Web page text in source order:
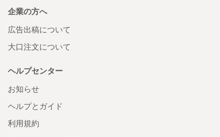
企業の方へ
広告出稿について
大口注文について
ヘルプセンター
お知らせ
ヘルプとガイド
利用規約